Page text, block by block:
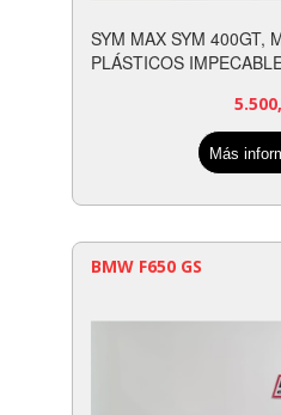
SYM MAX SYM 400GT,
PLÁSTICOS
Más
BMW F650 GS